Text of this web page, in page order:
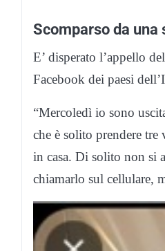
Scomparso da
E’ disperato l’appello
Facebook dei paesi
“Mercoledì io sono
che è solito prendere
in casa. Di solito non si
chiamarlo sul cellulare,